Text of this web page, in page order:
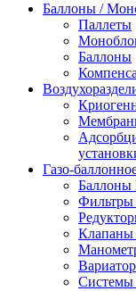
Баллоны /
Паллеты
Баллоны
Газо-